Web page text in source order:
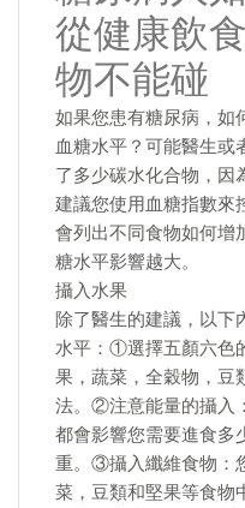
從健康飲
物不能碰
如果您患有糖尿病，如
血糖水平？可能醫生或
了多少碳水化合物，因
建議您使用血糖指數來
會列出不同食物如何增
糖水平影響越大。
攝入水果
除了醫生的建議，以下
水平：①選擇五顏六色
果，蔬菜，全穀物，豆
法。②注意能量的攝入
都會影響您需要進食多
重。③攝入纖維食物：
菜，豆類和堅果等食物